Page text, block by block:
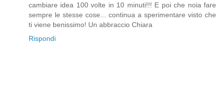
cambiare idea 100 volte in 10 minuti!!! E poi che noia fare
sempre le stesse cose... continua a sperimentare visto che
ti viene benissimo! Un abbraccio Chiara
Rispondi